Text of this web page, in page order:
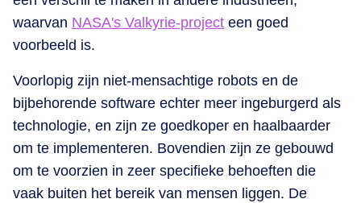
waarvan NASA's Valkyrie-project een goed
voorbeeld is.
Voorlopig zijn niet-mensachtige robots en de
bijbehorende software echter meer ingeburgerd als
technologie, en zijn ze goedkoper en haalbaarder
om te implementeren. Bovendien zijn ze gebouwd
om te voorzien in zeer specifieke behoeften die
vaak buiten het bereik van mensen liggen. De